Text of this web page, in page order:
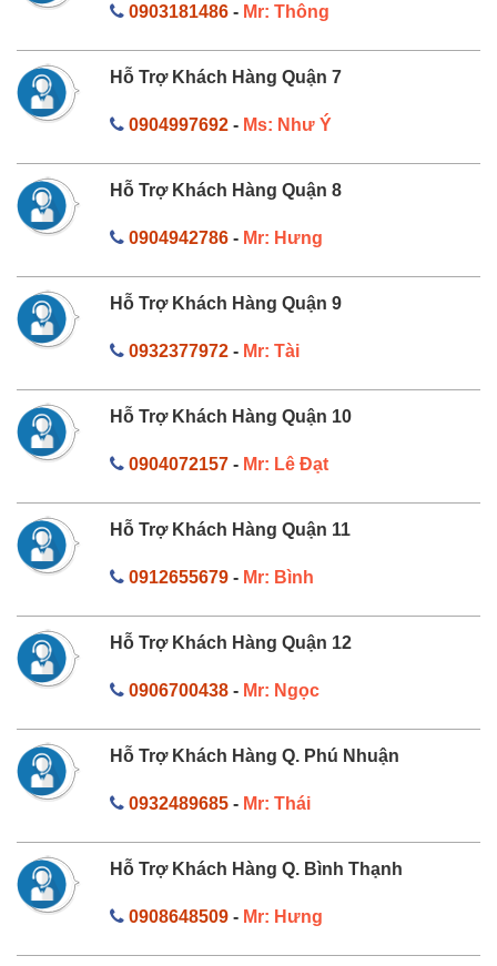
0903181486- Mr: Thông
Hỗ Trợ Khách Hàng Quận 7
0904997692- Ms: Như Ý
Hỗ Trợ Khách Hàng Quận 8
0904942786- Mr: Hưng
Hỗ Trợ Khách Hàng Quận 9
0932377972- Mr: Tài
Hỗ Trợ Khách Hàng Quận 10
0904072157- Mr: Lê Đạt
Hỗ Trợ Khách Hàng Quận 11
0912655679- Mr: Bình
Hỗ Trợ Khách Hàng Quận 12
0906700438- Mr: Ngọc
Hỗ Trợ Khách Hàng Q. Phú Nhuận
0932489685- Mr: Thái
Hỗ Trợ Khách Hàng Q. Bình Thạnh
0908648509- Mr: Hưng